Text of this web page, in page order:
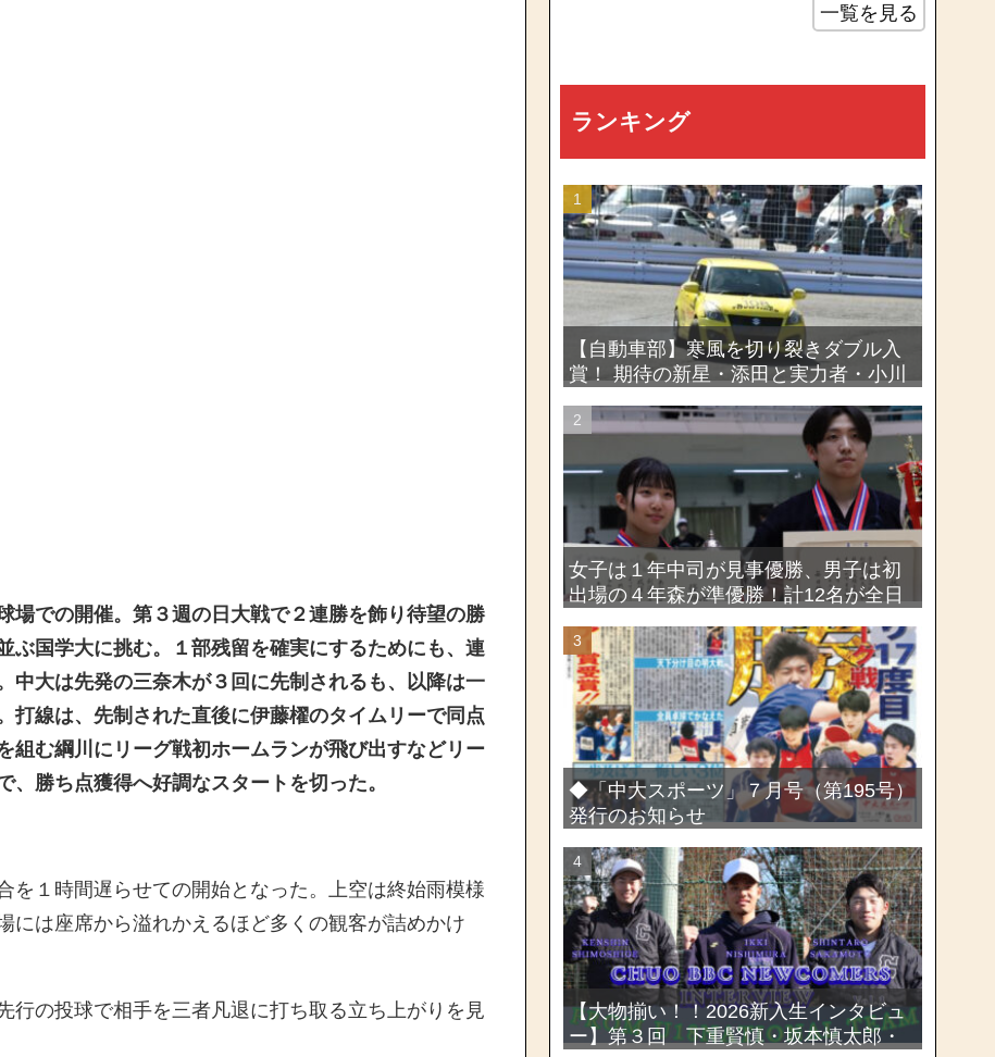
場での開催。第３週の日大戦で２連勝を飾り待望の勝
ぶ国学大に挑む。
１部残留を確実にするためにも、連
中大は先発の三奈木が３回に先制されるも、以降は一
打線は、先制された直後に伊藤櫂のタイムリーで同点
組む綱川にリーグ戦初ホームランが飛び出すなどリー
、勝ち点獲得へ好調なスタートを切った。
を１時間遅らせての開始となった。上空は終始雨模様
には座席から溢れかえるほど多くの観客が詰めかけ
行の投球で相手を三者凡退に打ち取る立ち上がりを見
一覧を見る
ランキング
【自動車部】寒風を切り裂きダブル入
賞！ 期待の新星・添田と実力者・小川
大会2026
女子は１年中司が見事優勝、男子は初
出場の４年森が準優勝！計12名が全日
剣道選手権大会・第72回関東学生剣道
選手権大会
◆「中大スポーツ」７月号（第195号）
発行のお知らせ
【大物揃い！！2026新入生インタビュ
ー】第３回 下重賢慎・坂本慎太郎・